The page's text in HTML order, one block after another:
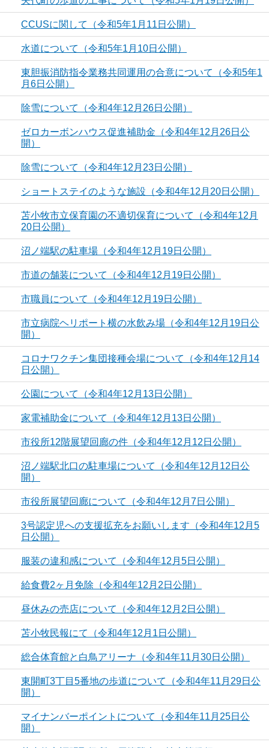
CCUSに関して（令和5年1月11日公開）
水道について（令和5年1月10日公開）
東胆振消防指令業務共同運用の合意について（令和5年1
月6日公開）
除雪について（令和4年12月26日公開）
ゼロカーボンハウス促進補助金（令和4年12月26日公
開）
除雪について（令和4年12月23日公開）
ショートステイのような施設（令和4年12月20日公開）
苫小牧市立保育園の不適切保育について（令和4年12月
20日公開）
沼ノ端駅の駐車場（令和4年12月19日公開）
市道の舗装について（令和4年12月19日公開）
市職員について（令和4年12月19日公開）
市立病院ヘリポート横の水飲み場（令和4年12月19日公
開）
コロナワクチン集団接種会場について（令和4年12月14
日公開）
公園について（令和4年12月13日公開）
家電補助金について（令和4年12月13日公開）
市役所12階展望回廊の件（令和4年12月12日公開）
沼ノ端駅北口の駐車場について（令和4年12月12日公
開）
市役所展望回廊について（令和4年12月7日公開）
3号認定児への支援拡充をお願いします（令和4年12月5
日公開）
服装の違和感について（令和4年12月5日公開）
給食費2ヶ月免除（令和4年12月2日公開）
昼休みの売店について（令和4年12月2日公開）
苫小牧民報にて（令和4年12月1日公開）
総合体育館と白鳥アリーナ（令和4年11月30日公開）
東開町3丁目5番地の歩道について（令和4年11月29日公
開）
マイナンバーポイントについて（令和4年11月25日公
開）